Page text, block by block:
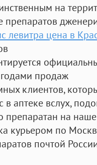
на
препаратов
левитра цена в
продаж
клиентов,
аптеке вслух,
препаратан на
курьером по
почтой